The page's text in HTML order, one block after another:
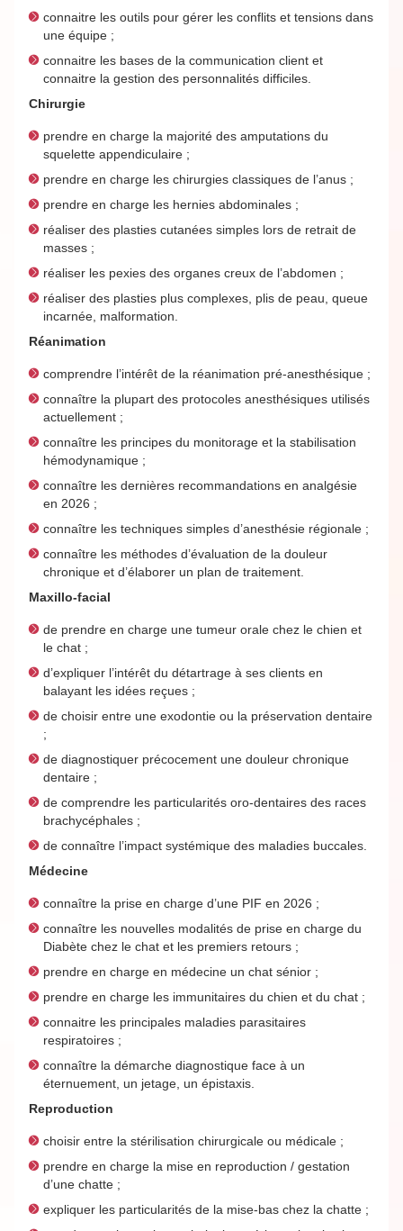
connaitre les outils pour gérer les conflits et tensions dans
une équipe ;
connaitre les bases de la communication client et
connaitre la gestion des personnalités difficiles.
Chirurgie
prendre en charge la majorité des amputations du
squelette appendiculaire ;
prendre en charge les chirurgies classiques de l’anus ;
prendre en charge les hernies abdominales ;
réaliser des plasties cutanées simples lors de retrait de
masses ;
réaliser les pexies des organes creux de l’abdomen ;
réaliser des plasties plus complexes, plis de peau, queue
incarnée, malformation.
Réanimation
comprendre l’intérêt de la réanimation pré-anesthésique ;
connaître la plupart des protocoles anesthésiques utilisés
actuellement ;
connaître les principes du monitorage et la stabilisation
hémodynamique ;
connaître les dernières recommandations en analgésie
en 2026 ;
connaître les techniques simples d’anesthésie régionale ;
connaître les méthodes d’évaluation de la douleur
chronique et d’élaborer un plan de traitement.
Maxillo-facial
de prendre en charge une tumeur orale chez le chien et
le chat ;
d’expliquer l’intérêt du détartrage à ses clients en
balayant les idées reçues ;
de choisir entre une exodontie ou la préservation dentaire
;
de diagnostiquer précocement une douleur chronique
dentaire ;
de comprendre les particularités oro-dentaires des races
brachycéphales ;
de connaître l’impact systémique des maladies buccales.
Médecine
connaître la prise en charge d’une PIF en 2026 ;
connaître les nouvelles modalités de prise en charge du
Diabète chez le chat et les premiers retours ;
prendre en charge en médecine un chat sénior ;
prendre en charge les immunitaires du chien et du chat ;
connaitre les principales maladies parasitaires
respiratoires ;
connaître la démarche diagnostique face à un
éternuement, un jetage, un épistaxis.
Reproduction
choisir entre la stérilisation chirurgicale ou médicale ;
prendre en charge la mise en reproduction / gestation
d’une chatte ;
expliquer les particularités de la mise-bas chez la chatte ;